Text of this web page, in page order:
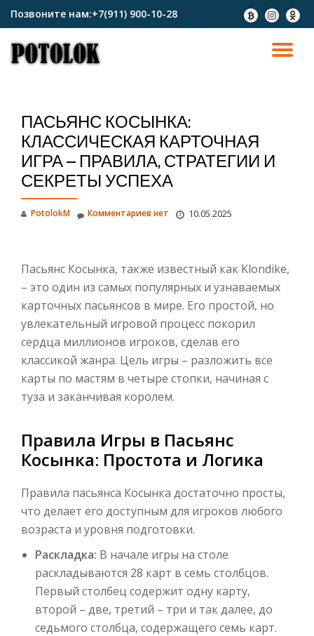
содержимому
Позвоните нам:+7(911) 900-10-28
fa-
btc
fa-
instagram
fa-
ПАСЬЯНС КОСЫНКА:
КЛАССИЧЕСКАЯ КАРТОЧНАЯ
ИГРА – ПРАВИЛА, СТРАТЕГИИ И
СЕКРЕТЫ УСПЕХА
PotolokM 10.05.2025
Комментариев нет
Пасьянс Косынка, также известный как Klondike,
– это один из самых популярных и узнаваемых
карточных пасьянсов в мире. Его простой, но
увлекательный игровой процесс покорил
сердца миллионов игроков, сделав его
классикой жанра. Цель игры – разложить все
карты по мастям в четыре стопки, начиная с
туза и заканчивая королем.
Правила Игры в Пасьянс
Косынка: Простота и Логика
Правила пасьянса Косынка достаточно просты,
что делает его доступным для игроков любого
возраста и уровня подготовки.
Раскладка: В начале игры на столе
раскладываются 28 карт в семь столбцов.
Первый столбец содержит одну карту,
второй – две, третий – три и так далее, до
седьмого столбца, содержащего семь карт.